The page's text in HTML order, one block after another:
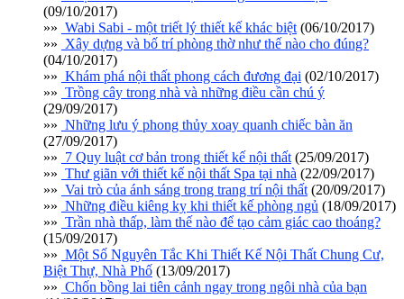
(09/10/2017)
»» Wabi Sabi - một triết lý thiết kế khác biệt (06/10/2017)
»» Xây dựng và bố trí phòng thờ như thế nào cho đúng?
(04/10/2017)
»» Khám phá nội thất phong cách đương đại (02/10/2017)
»» Trồng cây trong nhà và những điều cần chú ý
(29/09/2017)
»» Những lưu ý phong thủy xoay quanh chiếc bàn ăn
(27/09/2017)
»» 7 Quy luật cơ bản trong thiết kế nội thất (25/09/2017)
»» Thư giãn với thiết kế nội thất Spa tại nhà (22/09/2017)
»» Vai trò của ánh sáng trong trang trí nội thất (20/09/2017)
»» Những điều kiêng kỵ khi thiết kế phòng ngủ (18/09/2017)
»» Trần nhà thấp, làm thế nào để tạo cảm giác cao thoáng?
(15/09/2017)
»» Một Số Nguyên Tắc Khi Thiết Kế Nội Thất Chung Cư,
Biệt Thự, Nhà Phố (13/09/2017)
»» Chốn bồng lai tiên cảnh ngay trong ngôi nhà của bạn